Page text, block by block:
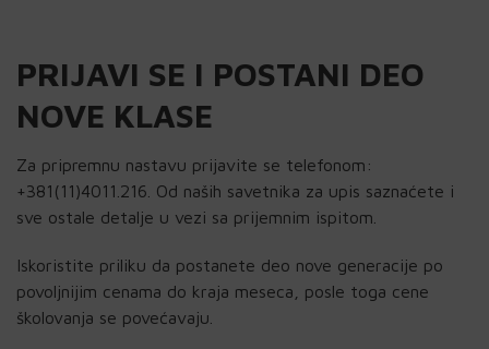
PRIJAVI SE I POSTANI DEO
NOVE KLASE
Za pripremnu nastavu prijavite se telefonom:
+381(11)4011.216. Od naših savetnika za upis saznaćete i
sve ostale detalje u vezi sa prijemnim ispitom.
Iskoristite priliku da postanete deo nove generacije po
povoljnijim cenama do kraja meseca, posle toga cene
školovanja se povećavaju.